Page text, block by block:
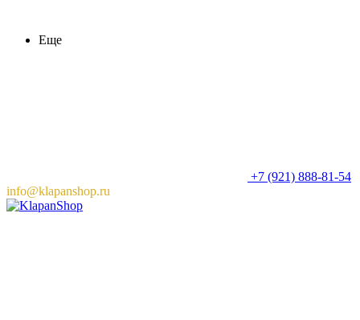
Еще
+7 (921) 888-81-54
info@klapanshop.ru